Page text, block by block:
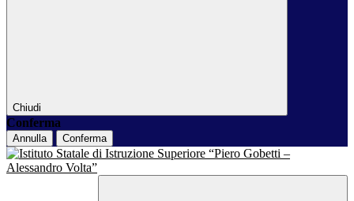
Chiudi
Conferma
Annulla Conferma